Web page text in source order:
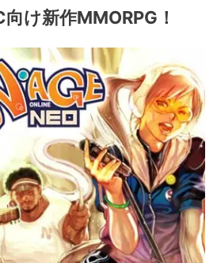
け新作MMORPG！